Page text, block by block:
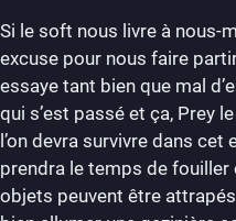
Si le soft nous livre à nous-
excuse pour nous faire
essaye tant bien que mal
qui s’est passé et ça, Prey
l’on devra survivre dans
prendra le temps de fouiller
objets peuvent être